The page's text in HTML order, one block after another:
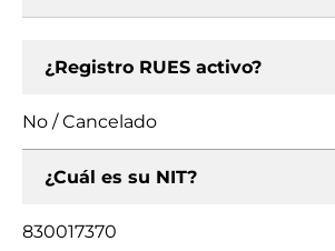
¿Registro RUES activo?
No / Cancelado
¿Cuál es su NIT?
830017370